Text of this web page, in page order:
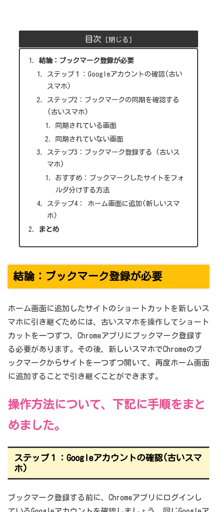
目次
結論：ブックマーク登録が必要
ステップ１：Googleアカウントの確認(古い
スマホ)
ステップ2：ブックマークの同期を確認する
(古いスマホ)
同期されている画面
同期されていない画面
ステップ3：ブックマーク登録する (古いス
マホ)
おすすめ：ブックマークしたサイトをフォ
ルダ分けする方法
ステップ4： ホーム画面に追加(新しいスマ
ホ)
まとめ
結論：ブックマーク登録が必要
ホーム画面に追加したサイトのショートカットを新しいス
マホに引き継ぐためには、古いスマホを操作してショート
カットを一つずつ、Chromeアプリにブックマーク登録す
る必要があります。その後、新しいスマホでChromeのブ
ックマークからサイトを一つずつ開いて、再度ホーム画面
に追加することで引き継ぐことができます。
操作方法について、 下記に手順をまと
めました。
ステップ１：Googleアカウントの確認(古いスマ
ホ)
ブックマーク登録する前に、Chromeアプリにログインし